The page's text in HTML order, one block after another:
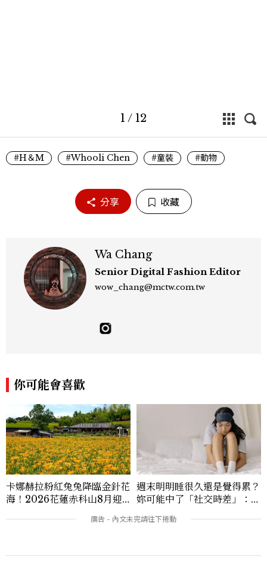
1 / 12
#H＆M #Whooli Chen #童裝 #動物
分享 收藏
Wa Chang
Senior Digital Fashion Editor
wow_chang@mctw.com.tw
你可能會喜歡
卡娜赫拉粉紅兔兔降臨金針花
海！2026花蓮赤科山8月迎
週末明明睡很久還是覺得累？
妳可能中了「社交時差」：睡
回來